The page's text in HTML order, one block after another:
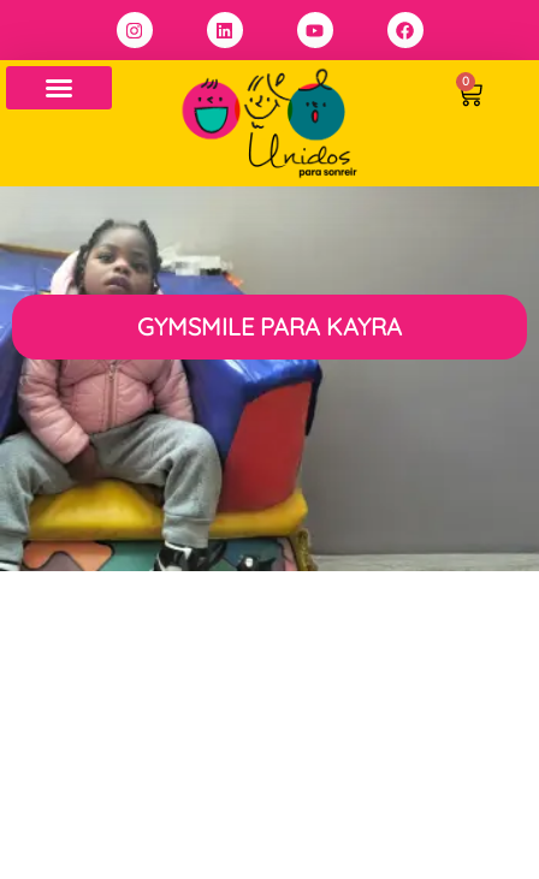
0
GYMSMILE PARA KAYRA